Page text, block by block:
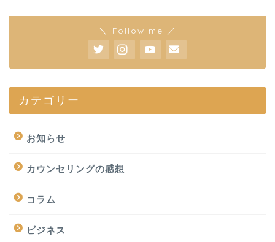
＼ Follow me ／
カテゴリー
お知らせ
カウンセリングの感想
コラム
ビジネス